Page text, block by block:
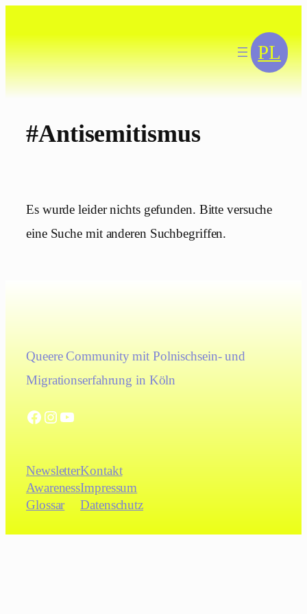
springen
PL
#Antisemitismus
Es wurde leider nichts gefunden. Bitte versuche
eine Suche mit anderen Suchbegriffen.
Queere Community mit Polnischsein- und
Migrationserfahrung in Köln
Facebook Instagram YouTube
Newsletter
Awareness
Glossar
Kontakt
Impressum
Datenschutz